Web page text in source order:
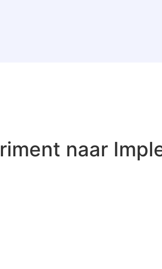
naar